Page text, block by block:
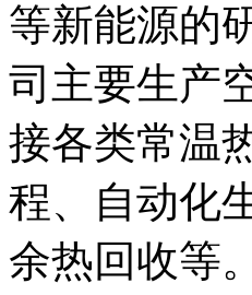
等新能源的
司主要生产
接各类常温
程、自动化
余热回收等